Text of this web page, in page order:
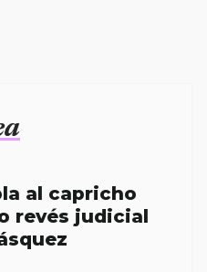
al capricho
revés judicial